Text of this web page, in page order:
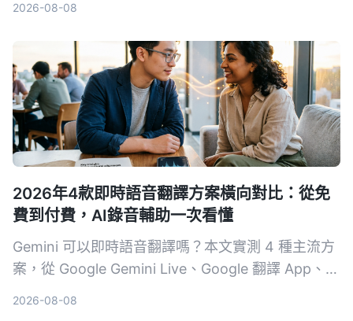
2026-08-08
2026年4款即時語音翻譯方案橫向對比：從免
費到付費，AI錄音輔助一次看懂
Gemini 可以即時語音翻譯嗎？本文實測 4 種主流方
案，從 Google Gemini Live、Google 翻譯 App、第
2026-08-08